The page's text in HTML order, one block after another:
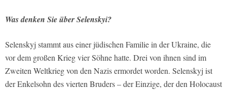
Was denken Sie über Selenskyi?
Selenskyj stammt aus einer jüdischen Familie in der Ukraine, die
vor dem großen Krieg vier Söhne hatte. Drei von ihnen sind im
Zweiten Weltkrieg von den Nazis ermordet worden. Selenskyj ist
der Enkelsohn des vierten Bruders – der Einzige, der den Holocaust